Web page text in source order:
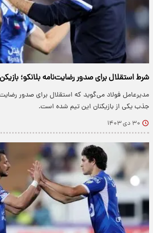
شرط استقلال برای صدور رضایت‌نامه بلانکو؛
مدیرعامل فولاد می‌گوید که استقلال برای صدور
جذب یکی از بازیکنان این تیم شده است.
۳۰ دی ۱۴۰۳